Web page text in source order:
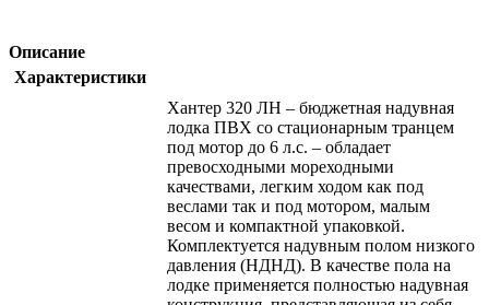
Описание
Характеристики
Хантер 320 ЛН – бюджетная надувная
лодка ПВХ со стационарным транцем
под мотор до 6 л.с. – обладает
превосходными мореходными
качествами, легким ходом как под
веслами так и под мотором, малым
весом и компактной упаковкой.
Комплектуется надувным полом низкого
давления (НДНД). В качестве пола на
лодке применяется полностью надувная